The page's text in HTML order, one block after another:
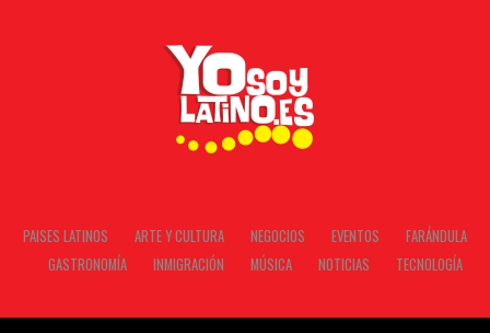
PAISES LATINOS ARTE Y CULTURA NEGOCIOS EVENTOS
FARÁNDULA
GASTRONOMÍA
INMIGRACIÓN MÚSICA NOTICIAS TECNOLOGÍA